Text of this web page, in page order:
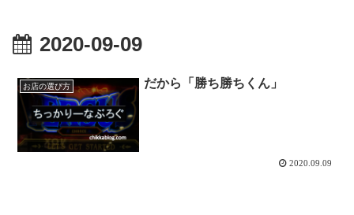
2020-09-09
お店の選び方 だから「勝ち勝ちくん」
2020.09.09